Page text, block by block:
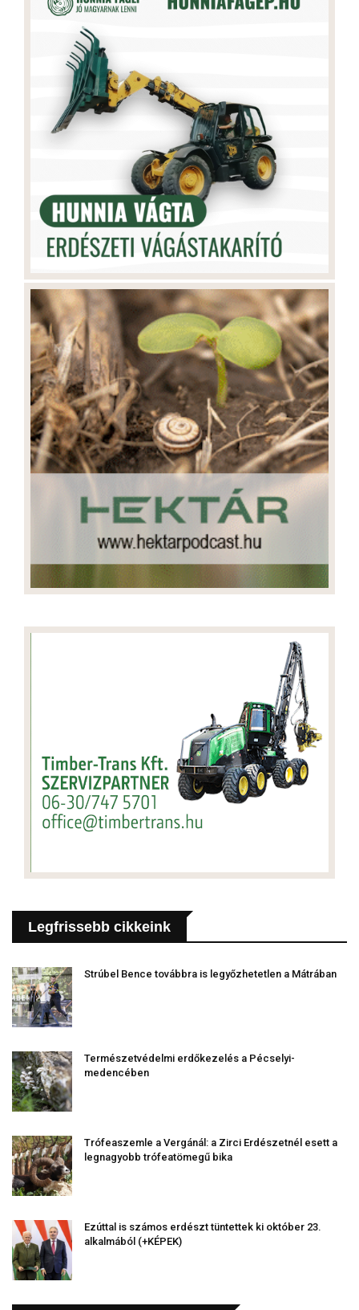
Legfrissebb cikkeink
Strúbel Bence továbbra is legyőzhetetlen a Mátrában
Természetvédelmi erdőkezelés a Pécselyi-
medencében
Trófeaszemle a Vergánál: a Zirci Erdészetnél esett a
legnagyobb trófeatömegű bika
Ezúttal is számos erdészt tüntettek ki október 23.
alkalmából (+KÉPEK)